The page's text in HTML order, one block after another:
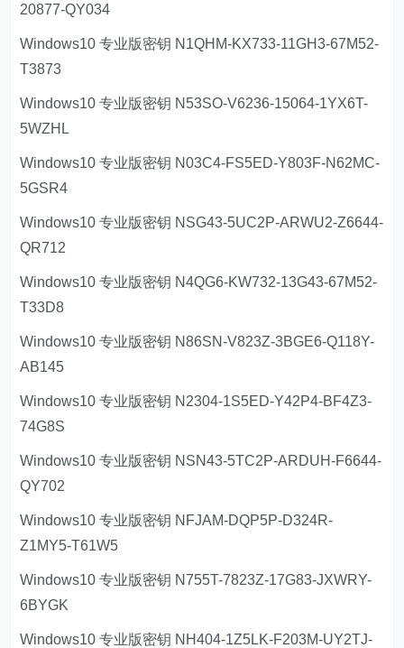
20877-QY034
Windows10 专业版密钥 N1QHM-KX733-11GH3-67M52-
T3873
Windows10 专业版密钥 N53SO-V6236-15064-1YX6T-
5WZHL
Windows10 专业版密钥 N03C4-FS5ED-Y803F-N62MC-
5GSR4
Windows10 专业版密钥 NSG43-5UC2P-ARWU2-Z6644-
QR712
Windows10 专业版密钥 N4QG6-KW732-13G43-67M52-
T33D8
Windows10 专业版密钥 N86SN-V823Z-3BGE6-Q118Y-
AB145
Windows10 专业版密钥 N2304-1S5ED-Y42P4-BF4Z3-
74G8S
Windows10 专业版密钥 NSN43-5TC2P-ARDUH-F6644-
QY702
Windows10 专业版密钥 NFJAM-DQP5P-D324R-
Z1MY5-T61W5
Windows10 专业版密钥 N755T-7823Z-17G83-JXWRY-
6BYGK
Windows10 专业版密钥 NH404-1Z5LK-F203M-UY2TJ-